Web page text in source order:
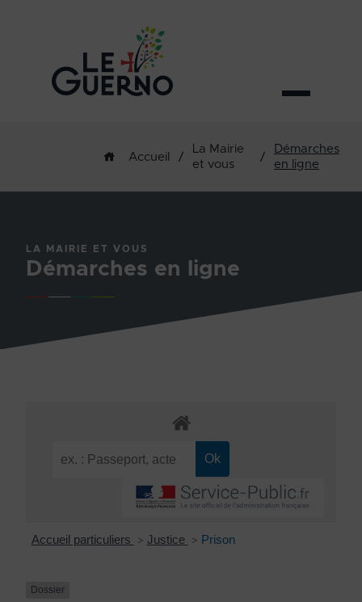
Accueil /
La Mairie
et vous
/
Démarches
en ligne
LA MAIRIE ET VOUS
Démarches en ligne
Accueil particuliers > Justice > Prison
Dossier